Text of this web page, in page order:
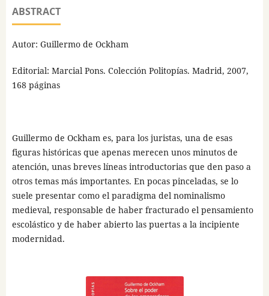
ABSTRACT
Autor: Guillermo de Ockham
Editorial: Marcial Pons. Colección Politopías. Madrid, 2007,
168 páginas
Guillermo de Ockham es, para los juristas, una de esas
figuras históricas que apenas merecen unos minutos de
atención, unas breves líneas introductorias que den paso a
otros temas más importantes. En pocas pinceladas, se lo
suele presentar como el paradigma del nominalismo
medieval, responsable de haber fracturado el pensamiento
escolástico y de haber abierto las puertas a la incipiente
modernidad.